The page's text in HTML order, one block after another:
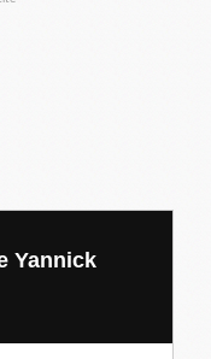
Yannick